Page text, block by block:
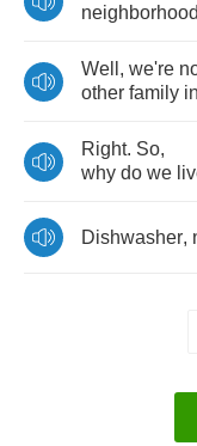
neighborhood
Well , we're
other family in
Right. So,
why do we
Dishwasher,